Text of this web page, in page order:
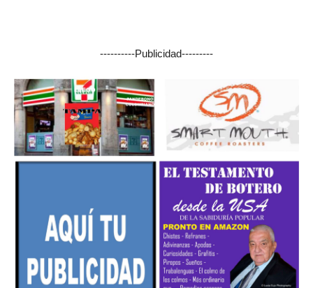
----------Publicidad---------